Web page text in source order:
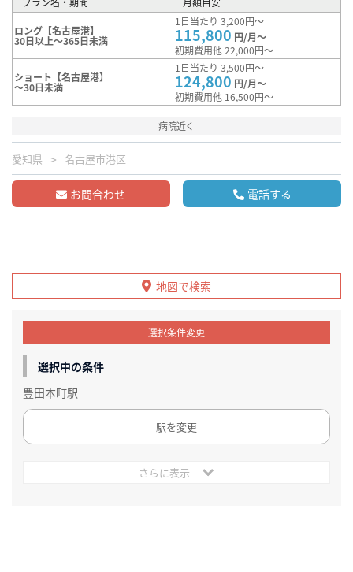
ロング【名古屋港】
30日以上～365日未満
1日当たり 3,200円～
115,800 円/月～
初期費用他 22,000円～
ショート【名古屋港】
～30日未満
1日当たり 3,500円～
124,800 円/月～
初期費用他 16,500円～
病院近く
愛知県 名古屋市港区
お問合わせ 電話する
地図で検索
選択条件変更
選択中の条件
豊田本町駅
駅を変更
さらに表示